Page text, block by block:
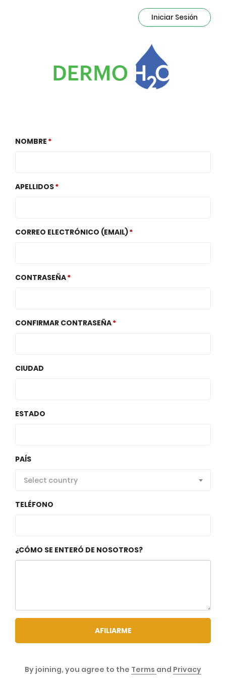
Iniciar Sesión
NOMBRE
APELLIDOS
CORREO ELECTRÓNICO (EMAIL)
CONTRASEÑA
CONFIRMAR CONTRASEÑA
CIUDAD
ESTADO
PAÍS
Select country
TELÉFONO
¿CÓMO SE ENTERÓ DE NOSOTROS?
AFILIARME
By joining, you agree to the Terms and Privacy